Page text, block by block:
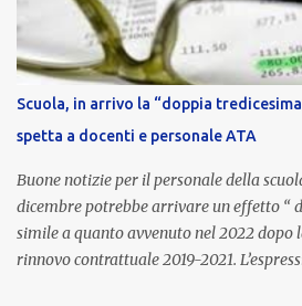
la qualità dell’attività svolta, la gestione
raggiungimento degli obiettivi fissati dal
e del Merito (MIM) . Per l’anno
completato la procedura di valutazione
che ha poi disposto la liquidazione
importi e le trattenute L’importo medio
Scuola, in arrivo la “doppia
spetta a docenti e personale ATA
Buone notizie per il personale della
dicembre potrebbe arrivare un effetto “
simile a quanto avvenuto nel 2022 dopo
rinnovo contrattuale 2019-2021.